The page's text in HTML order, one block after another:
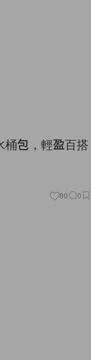
桶包，輕盈百搭
80 0